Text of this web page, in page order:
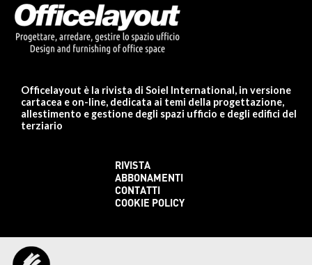
Officelayout è la rivista di Soiel International, in versione
cartacea e on-line, dedicata ai temi della progettazione,
allestimento e gestione degli spazi ufficio e degli edifici del
terziario
RIVISTA
ABBONAMENTI
CONTATTI
COOKIE POLICY